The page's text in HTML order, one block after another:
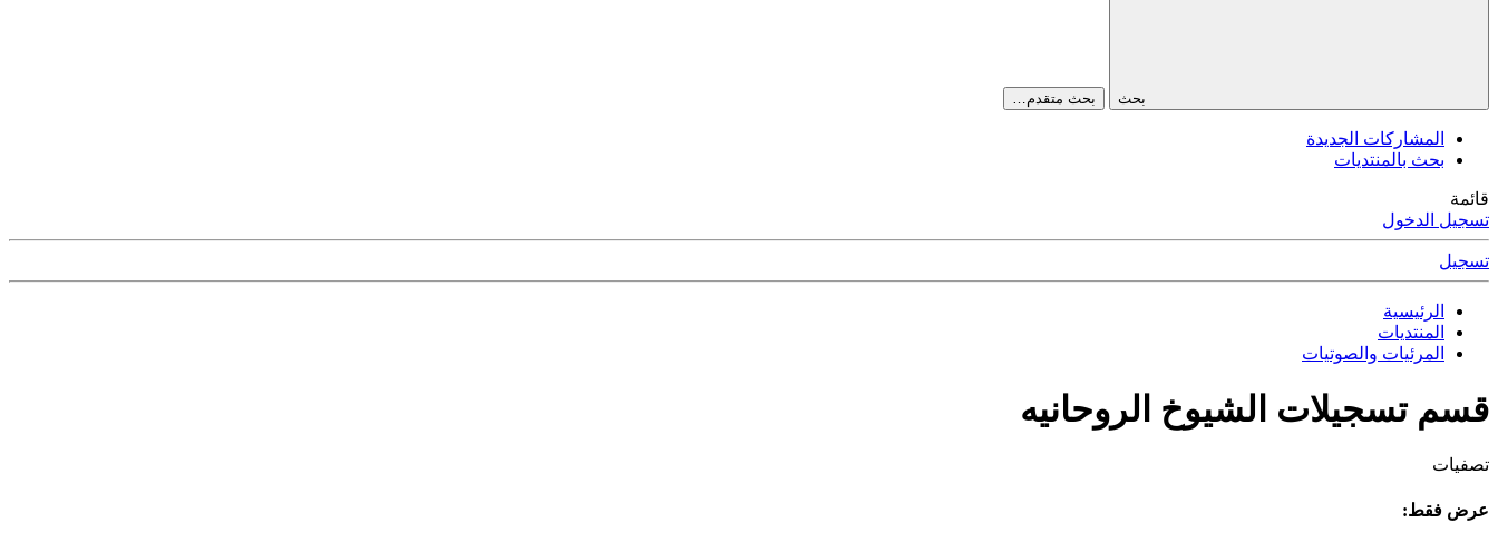
بحث بحث متقدم…
المشاركات الجديدة
بحث بالمنتديات
قائمة
تسجيل الدخول
تسجيل
الرئيسية
المنتديات
المرئيات والصوتيات
قسم تسجيلات الشيوخ الروحانيه
تصفيات
عرض فقط: